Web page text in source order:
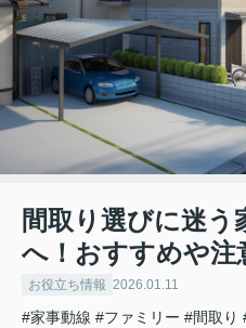
間取り選びに迷う
へ！おすすめや注
お役立ち情報 2026.01.11
#家事動線 #ファミリー #間取り